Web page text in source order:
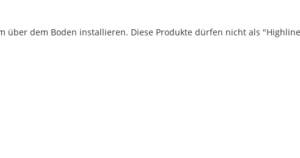
dem Boden installieren. Diese Produkte dürfen nicht als